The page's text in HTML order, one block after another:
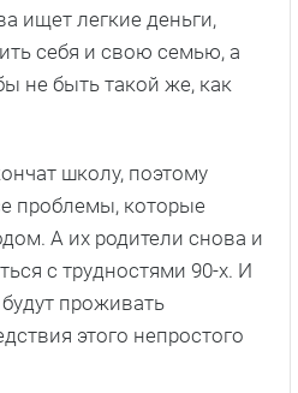
ищет легкие деньги,
себя и свою семью, а
не быть такой же, как
школу, поэтому
проблемы, которые
А их родители снова и
с трудностями 90-х. И
проживать
этого непростого